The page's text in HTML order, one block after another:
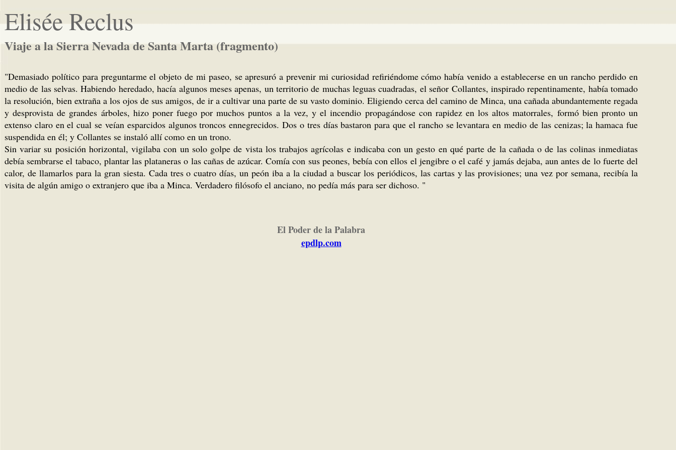
Elisée Reclus
Viaje a la Sierra Nevada de Santa Marta (fragmento)
"Demasiado político para preguntarme el objeto de mi paseo, se apresuró a prevenir mi curiosidad refiriéndome cómo había venido a establecerse en un rancho perdido en
medio de las selvas. Habiendo heredado, hacía algunos meses apenas, un territorio de muchas leguas cuadradas, el señor Collantes, inspirado repentinamente, había tomado
la resolución, bien extraña a los ojos de sus amigos, de ir a cultivar una parte de su vasto dominio. Eligiendo cerca del camino de Minca, una cañada abundantemente regada
y desprovista de grandes árboles, hizo poner fuego por muchos puntos a la vez, y el incendio propagándose con rapidez en los altos matorrales, formó bien pronto un
extenso claro en el cual se veían esparcidos algunos troncos ennegrecidos. Dos o tres días bastaron para que el rancho se levantara en medio de las cenizas; la hamaca fue
suspendida en él; y Collantes se instaló allí como en un trono.
Sin variar su posición horizontal, vigilaba con un solo golpe de vista los trabajos agrícolas e indicaba con un gesto en qué parte de la cañada o de las colinas inmediatas
debía sembrarse el tabaco, plantar las plataneras o las cañas de azúcar. Comía con sus peones, bebía con ellos el jengibre o el café y jamás dejaba, aun antes de lo fuerte del
calor, de llamarlos para la gran siesta. Cada tres o cuatro días, un peón iba a la ciudad a buscar los periódicos, las cartas y las provisiones; una vez por semana, recibía la
visita de algún amigo o extranjero que iba a Minca. Verdadero filósofo el anciano, no pedía más para ser dichoso. "
El Poder de la Palabra
epdlp.com